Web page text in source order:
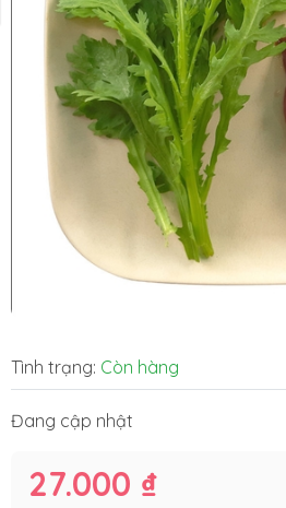
Tình trạng: Còn hàng
Đang cập nhật
27.000 ₫